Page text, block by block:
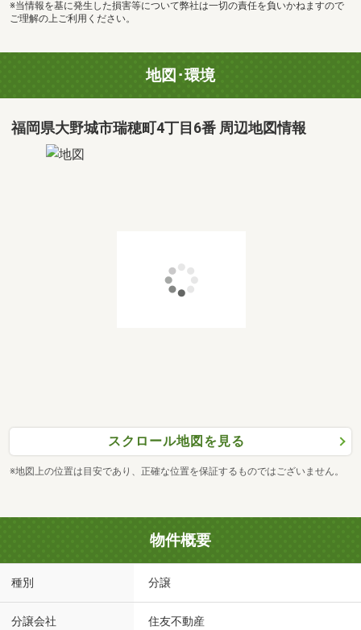
※当情報を基に発生した損害等について弊社は一切の責任を負いかねますので
ご理解の上ご利用ください。
地図･環境
福岡県大野城市瑞穂町4丁目6番 周辺地図情報
スクロール地図を見る
※地図上の位置は目安であり、正確な位置を保証するものではございません。
物件概要
種別 分譲
分譲会社 住友不動産